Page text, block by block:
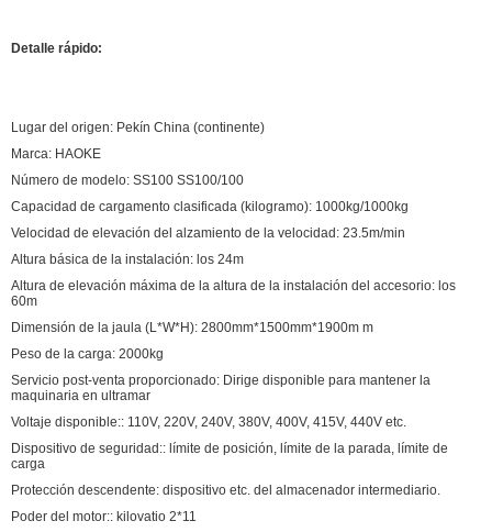
Detalle rápido:
Lugar del origen: Pekín China (continente)
Marca: HAOKE
Número de modelo: SS100 SS100/100
Capacidad de cargamento clasificada (kilogramo): 1000kg/1000kg
Velocidad de elevación del alzamiento de la velocidad: 23.5m/min
Altura básica de la instalación: los 24m
Altura de elevación máxima de la altura de la instalación del accesorio: los
60m
Dimensión de la jaula (L*W*H): 2800mm*1500mm*1900m m
Peso de la carga: 2000kg
Servicio post-venta proporcionado: Dirige disponible para mantener la
maquinaria en ultramar
Voltaje disponible:: 110V, 220V, 240V, 380V, 400V, 415V, 440V etc.
Dispositivo de seguridad:: límite de posición, límite de la parada, límite de
carga
Protección descendente: dispositivo etc. del almacenador intermediario.
Poder del motor:: kilovatio 2*11